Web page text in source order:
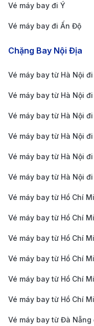
Bí kíp săn vé
đi Denver giá
Đặt vé sớm để tiết
có nhiều lựa chọn
tăng giá vào gần
điểm du lịch.
Airways,
thường xuyên có
chuyến bay từ Đà
trực tuyến.
Linh hoạt về thời
khung giờ sáng
Vé máy bay đi Ý
Vé máy bay đi Ấn Độ
Chặng Bay Nội Địa
Vé máy bay từ Hà Nội
Vé máy bay từ Hà Nội
Vé máy bay từ Hà Nội
Vé máy bay từ Hà Nội
Vé máy bay từ Hà Nội
Vé máy bay từ Hà Nội đi
Vé máy bay từ Hồ Chí
Vé máy bay từ Hồ Chí
Vé máy bay từ Hồ Chí
Vé máy bay từ Hồ Chí
Vé máy bay từ Hồ Chí
Vé máy bay từ Hồ Chí
Vé máy bay từ Đà Nẵng